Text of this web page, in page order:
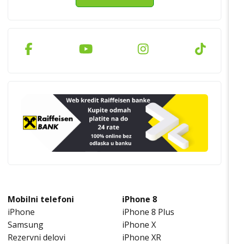
Mobilni telefoni
iPhone
Samsung
Rezervni delovi
iPhone 8
iPhone 8 Plus
iPhone X
iPhone XR